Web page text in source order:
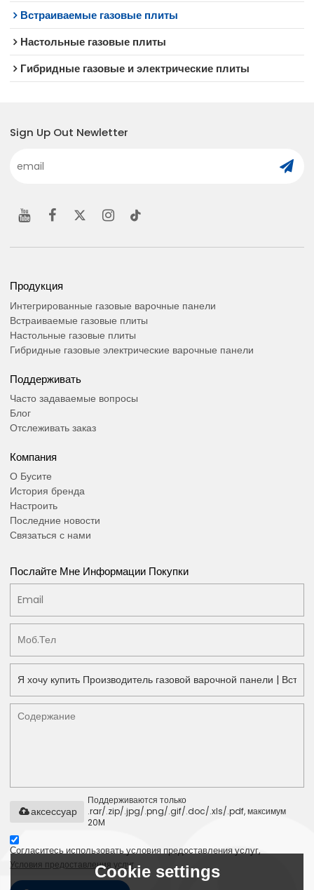
Встраиваемые газовые плиты
Настольные газовые плиты
Гибридные газовые и электрические плиты
Sign Up Out Newletter
Продукция
Интегрированные газовые варочные панели
Встраиваемые газовые плиты
Настольные газовые плиты
Гибридные газовые электрические варочные панели
Поддерживать
Часто задаваемые вопросы
Блог
Отслеживать заказ
Компания
О Бусите
История бренда
Настроить
Последние новости
Связаться с нами
Послайте Мне Информации Покупки
Поддерживаются только
.rar/.zip/.jpg/.png/.gif/.doc/.xls/.pdf, максимум
20M
аксессуар
Согласитесь использовать условия предоставления услуг,
Условия предоставления услугCookie settings